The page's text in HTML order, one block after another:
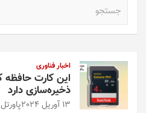
اخبار فناوری
ذخیره‌سازی دارد
13 آوریل 2024 پاورتل